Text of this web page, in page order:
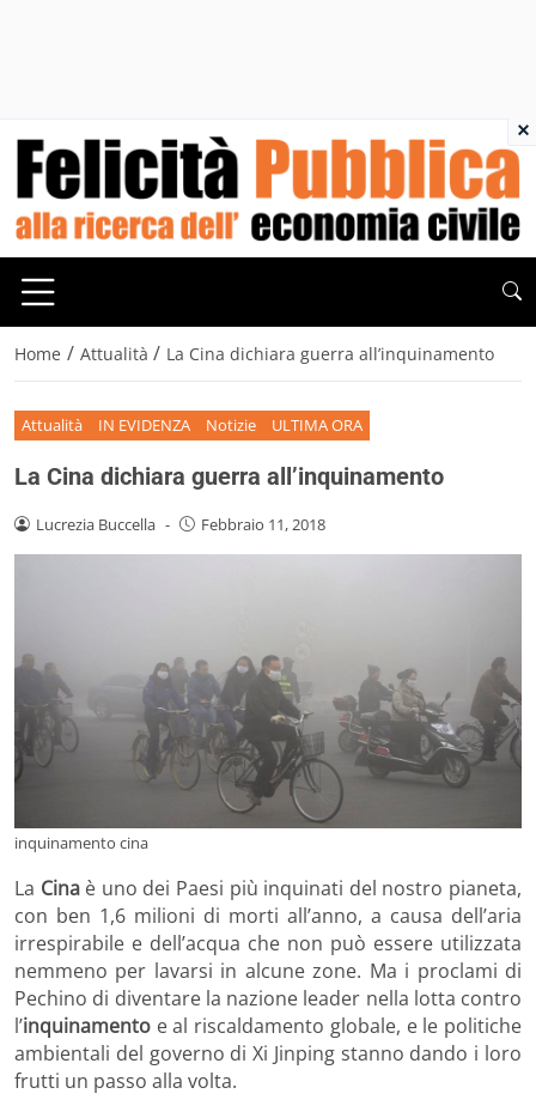
Home / Attualità / La Cina dichiara guerra all’inquinamento
Attualità IN EVIDENZA Notizie ULTIMA ORA
La Cina dichiara guerra all’inquinamento
Lucrezia Buccella - Febbraio 11, 2018
inquinamento cina
La Cinaè uno dei Paesi più inquinati del nostro pianeta,
con ben 1,6 milioni di morti all’anno, a causa dell’aria
irrespirabile e dell’acqua che non può essere utilizzata
nemmeno per lavarsi in alcune zone. Ma i proclami di
Pechino di diventare la nazione leader nella lotta contro
l’inquinamento e al riscaldamento globale, e le politiche
ambientali del governo di Xi Jinping stanno dando i loro
frutti un passo alla volta.
×